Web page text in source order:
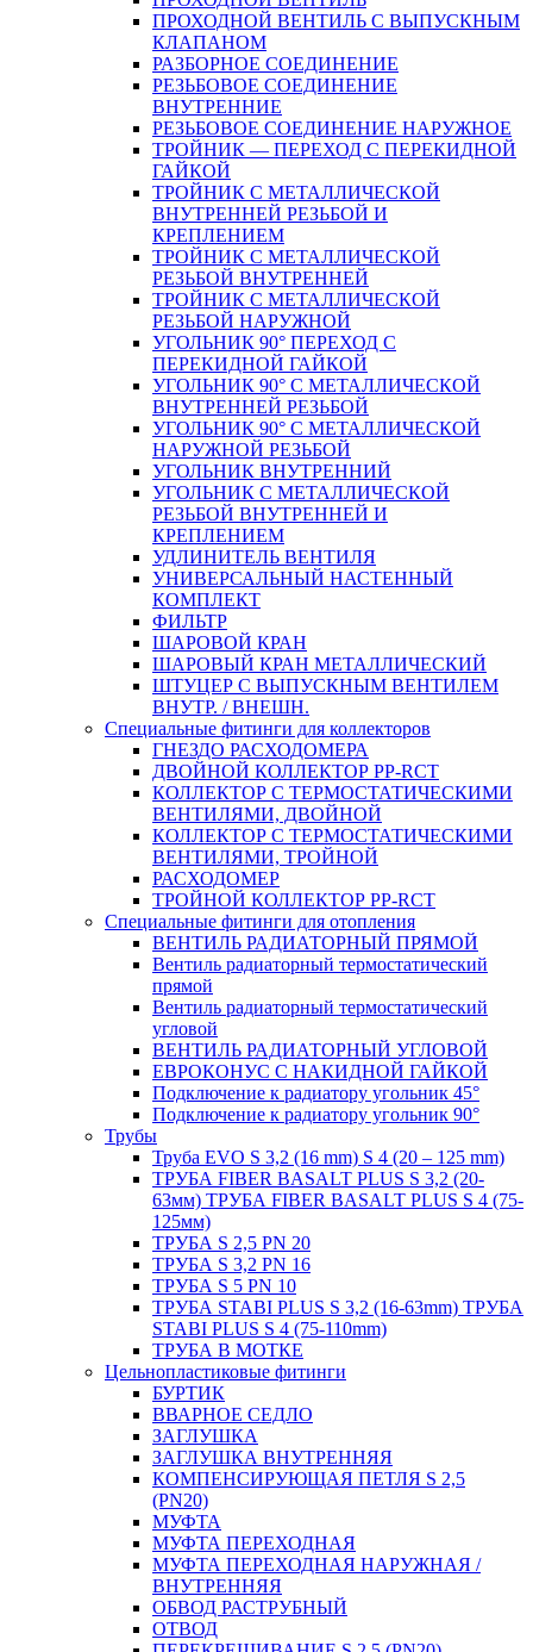
ПРОХОДНОЙ ВЕНТИЛЬ С ВЫПУСКНЫМ
КЛАПАНОМ
РАЗБОРНОЕ СОЕДИНЕНИЕ
РЕЗЬБОВОЕ СОЕДИНЕНИЕ
ВНУТРЕННИЕ
РЕЗЬБОВОЕ СОЕДИНЕНИЕ НАРУЖНОЕ
ТРОЙНИК — ПЕРЕХОД С ПЕРЕКИДНОЙ
ГАЙКОЙ
ТРОЙНИК С МЕТАЛЛИЧЕСКОЙ
ВНУТРЕННЕЙ РЕЗЬБОЙ И
КРЕПЛЕНИЕМ
ТРОЙНИК С МЕТАЛЛИЧЕСКОЙ
РЕЗЬБОЙ ВНУТРЕННЕЙ
ТРОЙНИК С МЕТАЛЛИЧЕСКОЙ
РЕЗЬБОЙ НАРУЖНОЙ
УГОЛЬНИК 90° ПЕРЕХОД С
ПЕРЕКИДНОЙ ГАЙКОЙ
УГОЛЬНИК 90° С МЕТАЛЛИЧЕСКОЙ
ВНУТРЕННEЙ РЕЗЬБОЙ
УГОЛЬНИК 90° С МЕТАЛЛИЧЕСКОЙ
НАРУЖНОЙ РЕЗЬБОЙ
УГОЛЬНИК ВНУТРЕННИЙ
УГОЛЬНИК С МЕТАЛЛИЧЕСКОЙ
РЕЗЬБОЙ ВНУТРЕННЕЙ И
КРЕПЛЕНИЕМ
УДЛИНИТЕЛЬ ВЕНТИЛЯ
УНИВЕРСАЛЬНЫЙ НАСТЕННЫЙ
КОМПЛЕКТ
ФИЛЬТР
ШАРОВОЙ КРАН
ШАРОВЫЙ КРАН МЕТАЛЛИЧЕСКИЙ
ШТУЦЕР С ВЫПУСКНЫМ ВЕНТИЛЕМ
ВНУТР. / ВНЕШН.
Специальные фитинги для коллекторов
ГНЕЗДО РАСХОДОМЕРА
ДВОЙНОЙ КОЛЛЕКТОР PP-RCT
КОЛЛЕКТОР С ТЕРМОСТАТИЧЕСКИМИ
ВЕНТИЛЯМИ, ДВОЙНОЙ
КОЛЛЕКТОР С ТЕРМОСТАТИЧЕСКИМИ
ВЕНТИЛЯМИ, ТРОЙНОЙ
РАСХОДОМЕР
ТРОЙНОЙ КОЛЛЕКТОР PP-RCT
Специальные фитинги для отопления
ВЕНТИЛЬ РАДИАТОРНЫЙ ПРЯМОЙ
Вентиль радиаторный термостатический
прямой
Вентиль радиаторный термостатический
угловой
ВЕНТИЛЬ РАДИАТОРНЫЙ УГЛОВОЙ
ЕВРОКОНУС С НАКИДНОЙ ГАЙКОЙ
Подключение к радиатору угольник 45°
Подключение к радиатору угольник 90°
Трубы
Труба EVO S 3,2 (16 mm) S 4 (20 – 125 mm)
ТРУБА FIBER BASALT PLUS S 3,2 (20-
63мм) ТРУБА FIBER BASALT PLUS S 4 (75-
125мм)
ТРУБА S 2,5 PN 20
ТРУБА S 3,2 PN 16
ТРУБА S 5 PN 10
ТРУБА STABI PLUS S 3,2 (16-63mm) ТРУБА
STABI PLUS S 4 (75-110mm)
ТРУБА В МОТКЕ
Цельнопластиковые фитинги
БУРТИК
ВВАРНОЕ СЕДЛО
ЗАГЛУШКА
ЗАГЛУШКА ВНУТРЕННЯЯ
КОМПЕНСИРУЮЩАЯ ПЕТЛЯ S 2,5
(PN20)
МУФТА
МУФТА ПЕРЕХОДНАЯ
МУФТА ПЕРЕХОДНАЯ НАРУЖНАЯ /
ВНУТРЕННЯЯ
ОБВОД РАСТРУБНЫЙ
ОТВОД